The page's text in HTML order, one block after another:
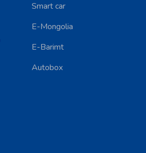
Smart car
E-Mongolia
E-Barimt
Autobox